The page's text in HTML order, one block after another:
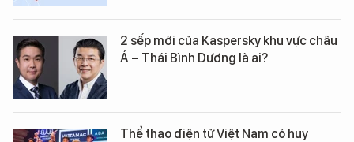
2 sếp mới của Kaspersky khu vực châu
Á – Thái Bình Dương là ai?
Thể thao điện tử Việt Nam có huy